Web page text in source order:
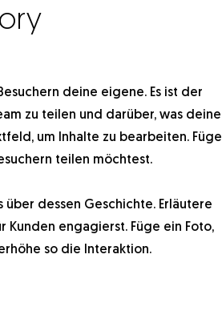
deine eigene. Es ist der
zu teilen und darüber, was deine
um Inhalte zu bearbeiten. Füge
teilen möchtest.
dessen Geschichte. Erläutere
engagierst. Füge ein Foto,
so die Interaktion.